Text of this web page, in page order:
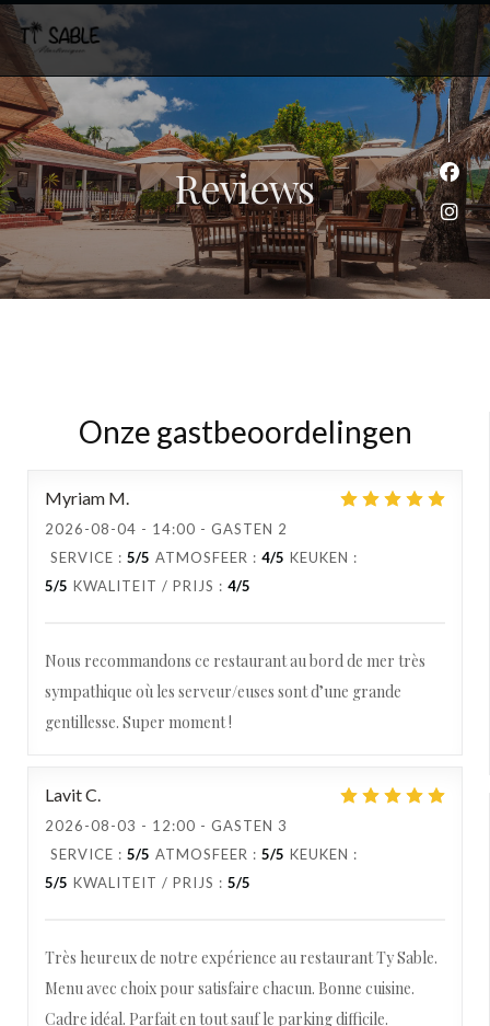
Reviews
Onze gastbeoordelingen
Myriam M
2026-08-04 - 14:00 - GASTEN 2
SERVICE : 5/5 ATMOSFEER : 4/5 KEUKEN :
5/5 KWALITEIT / PRIJS : 4/5
Nous recommandons ce restaurant au bord de mer très
sympathique où les serveur/euses sont d’une grande
gentillesse. Super moment !
LavitC
2026-08-03 - 12:00 - GASTEN 3
SERVICE : 5/5 ATMOSFEER : 5/5 KEUKEN :
5/5 KWALITEIT / PRIJS : 5/5
Très heureux de notre expérience au restaurant Ty Sable.
Menu avec choix pour satisfaire chacun. Bonne cuisine.
Cadre idéal. Parfait en tout sauf le parking difficile.